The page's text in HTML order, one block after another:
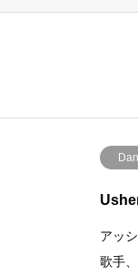
アッ
歌手